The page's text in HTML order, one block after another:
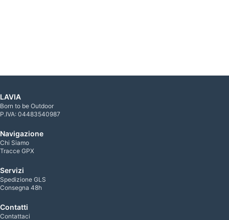
LAVIA
Born to be Outdoor
P.IVA: 04483540987
Navigazione
Chi Siamo
Tracce GPX
Servizi
Spedizione GLS
Consegna 48h
Contatti
Contattaci